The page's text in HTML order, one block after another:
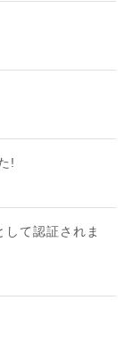
!
て認証されま